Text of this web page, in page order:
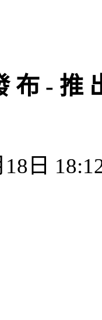
布 - 推
日